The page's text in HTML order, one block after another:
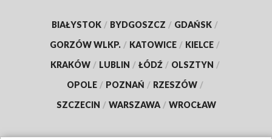
BIAŁYSTOK / BYDGOSZCZ / GDAŃSK /
GORZÓW WLKP. / KATOWICE / KIELCE /
KRAKÓW / LUBLIN / ŁÓDŹ / OLSZTYN /
OPOLE / POZNAŃ / RZESZÓW /
SZCZECIN / WARSZAWA / WROCŁAW